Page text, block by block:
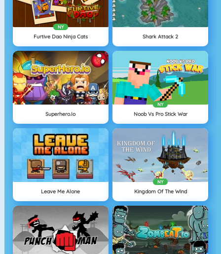
NY
Furtive Dao Ninja Cats Shark Attack 2
Superhero.io
NY
Noob Vs Pro Stick War
Leave Me Alone
NY
Kingdom Of The Wind